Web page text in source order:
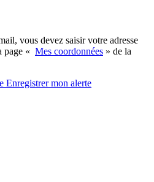
vous devez saisir votre adresse
page « Mes coordonnées » de la
Enregistrermon alerte